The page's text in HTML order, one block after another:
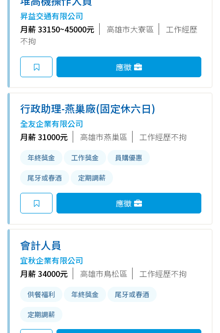
昇益交通有限公司
月薪 33150~45000元
高雄市大寮區
工作經歷
不拘
應徵
行政助理-燕巢廠(固定休六日)
全友企業有限公司
月薪 31000元
高雄市燕巢區 工作經歷不拘
年終獎金 工作獎金 員購優惠
尾牙或春酒 定期調薪
應徵
會計人員
宜秋企業有限公司
月薪 34000元
高雄市鳥松區 工作經歷不拘
供餐福利 年終獎金 尾牙或春酒
定期調薪